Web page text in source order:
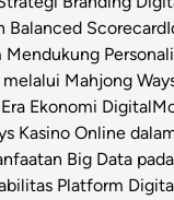
Balanced Scorecard
Mahjong
Ekonomi Digital
Kasino Online
Big Data
Platform